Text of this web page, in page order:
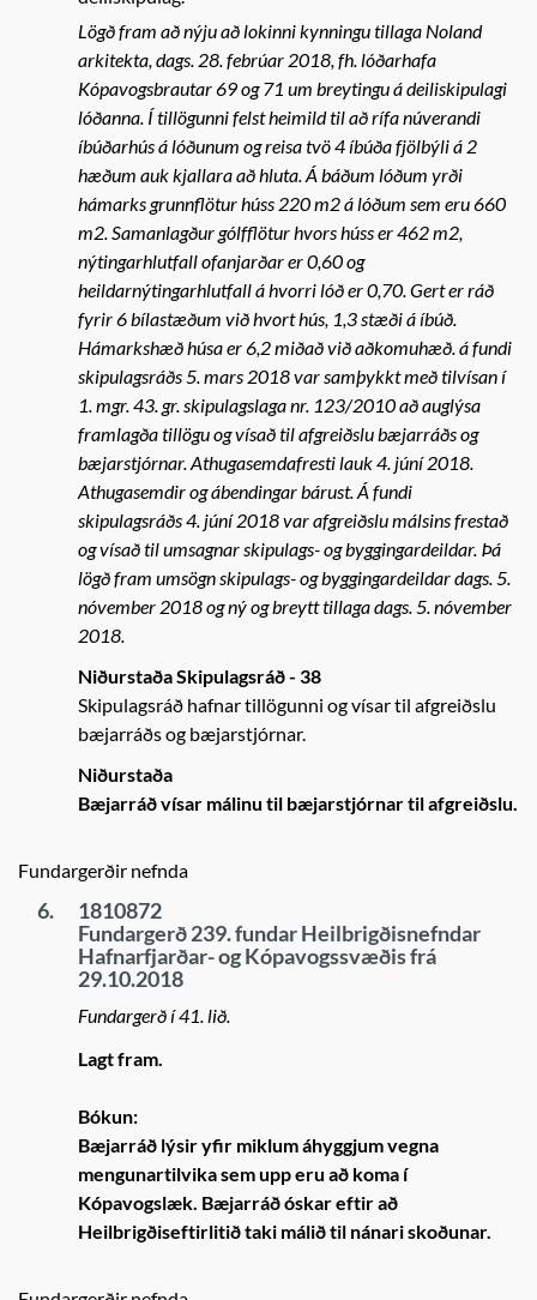
Lögð fram að nýju að lokinni kynningu tillaga Noland
arkitekta, dags. 28. febrúar 2018, fh. lóðarhafa
Kópavogsbrautar 69 og 71 um breytingu á deiliskipulagi
lóðanna. Í tillögunni felst heimild til að rífa núverandi
íbúðarhús á lóðunum og reisa tvö 4 íbúða fjölbýli á 2
hæðum auk kjallara að hluta. Á báðum lóðum yrði
hámarks grunnflötur húss 220 m2 á lóðum sem eru 660
m2. Samanlagður gólfflötur hvors húss er 462 m2,
nýtingarhlutfall ofanjarðar er 0,60 og
heildarnýtingarhlutfall á hvorri lóð er 0,70. Gert er ráð
fyrir 6 bílastæðum við hvort hús, 1,3 stæði á íbúð.
Hámarkshæð húsa er 6,2 miðað við aðkomuhæð. á fundi
skipulagsráðs 5. mars 2018 var samþykkt með tilvísan í
1. mgr. 43. gr. skipulagslaga nr. 123/2010 að auglýsa
framlagða tillögu og vísað til afgreiðslu bæjarráðs og
bæjarstjórnar. Athugasemdafresti lauk 4. júní 2018.
Athugasemdir og ábendingar bárust. Á fundi
skipulagsráðs 4. júní 2018 var afgreiðslu málsins frestað
og vísað til umsagnar skipulags- og byggingardeildar. Þá
lögð fram umsögn skipulags- og byggingardeildar dags. 5.
nóvember 2018 og ný og breytt tillaga dags. 5. nóvember
2018.
Niðurstaða Skipulagsráð - 38
Skipulagsráð hafnar tillögunni og vísar til afgreiðslu
bæjarráðs og bæjarstjórnar.
Niðurstaða
Bæjarráð vísar málinu til bæjarstjórnar til afgreiðslu.
Fundargerðir nefnda
6.
1810872
Fundargerð 239. fundar Heilbrigðisnefndar
Hafnarfjarðar- og Kópavogssvæðis frá
29.10.2018
Fundargerð í 41. lið.
Lagt fram.
Bókun:
Bæjarráð lýsir yfir miklum áhyggjum vegna
mengunartilvika sem upp eru að koma í
Kópavogslæk. Bæjarráð óskar eftir að
Heilbrigðiseftirlitið taki málið til nánari skoðunar.